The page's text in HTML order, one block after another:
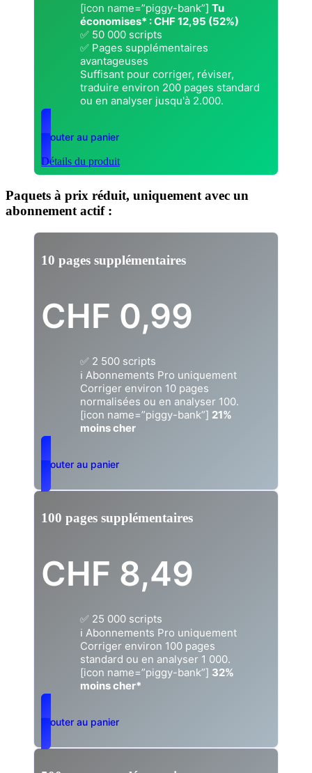
[icon name=”piggy-bank”] Tu
économises* : CHF 12,95 (52%)
✅ 50 000 scripts
✅ Pages supplémentaires
avantageuses
Suffisant pour corriger, réviser,
traduire environ 200 pages standard
ou en analyser jusqu'à 2.000.
Ajouter au panier
Détails du produit
Paquets à prix réduit, uniquement avec un
abonnement actif :
10 pages supplémentaires
CHF 0,99
✅ 2 500 scripts
ℹ️ Abonnements Pro uniquement
Corriger environ 10 pages
normalisées ou en analyser 100.
[icon name=”piggy-bank”] 21%
moins cher
Ajouter au panier
100 pages supplémentaires
CHF 8,49
✅ 25 000 scripts
ℹ️ Abonnements Pro uniquement
Corriger environ 100 pages
standard ou en analyser 1 000.
[icon name=”piggy-bank”] 32%
moins cher*
Ajouter au panier